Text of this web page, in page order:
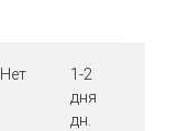
Нет
1-2
дня
дн.